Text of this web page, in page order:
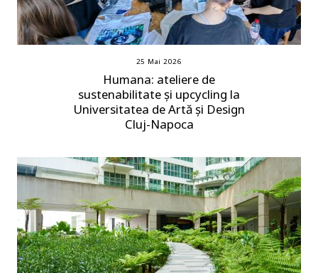
25 Mai 2026
Humana: ateliere de
sustenabilitate și upcycling la
Universitatea de Artă și Design
Cluj-Napoca